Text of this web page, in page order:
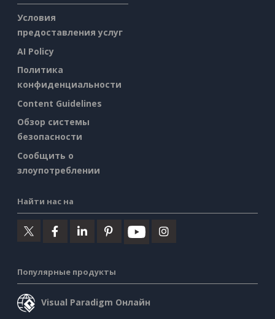
Условия
предоставления услуг
AI Policy
Политика
конфиденциальности
Content Guidelines
Обзор системы
безопасности
Сообщить о
злоупотреблении
Найти нас на
Популярные продукты
Visual Paradigm Онлайн